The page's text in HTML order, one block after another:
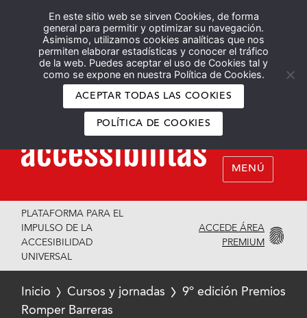
En este sitio web se sirven Cookies, de forma
general para permitir y optimizar su navegación.
Asimismo, utilizamos cookies analíticas que nos
permiten elaborar estadísticas y conocer el tráfico
de la web. Puedes aceptar el uso de Cookies tal y
como se expone en nuestra Política de Cookies.
ACEPTAR TODAS LAS COOKIES
POLÍTICA DE COOKIES
Español English
MENÚ
PLATAFORMA PARA EL
IMPULSO DE LA
ACCESIBILIDAD
UNIVERSAL
ACCEDE ÁREA
PREMIUM
Inicio Cursos y jornadas
9º edición Premios
Romper Barreras